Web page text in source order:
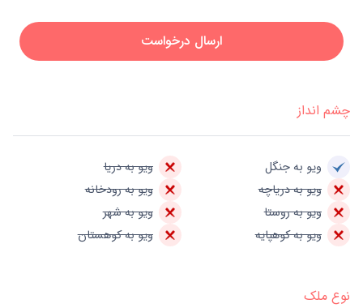
ارسال درخواست
چشم انداز
ویو به جنگل
ویو به دریا
ویو به دریاچه
ویو به رودخانه
ویو به روستا
ویو به شهر
ویو به کوهپایه
ویو به کوهستان
نوع ملک